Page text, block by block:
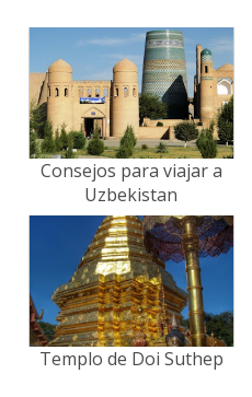
Consejos para viajar a
Uzbekistan
Templo de Doi Suthep